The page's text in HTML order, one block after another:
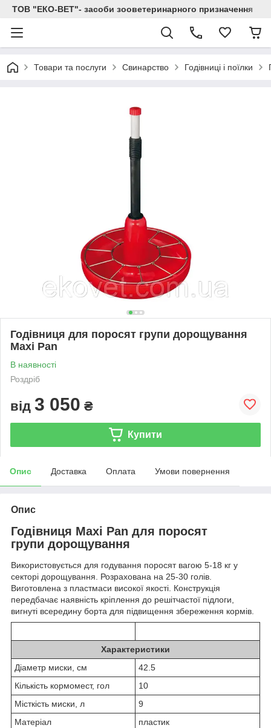
ТОВ "ЕКО-ВЕТ"- засоби зооветеринарного призначення
Товари та послуги Свинарство Годівниці і поїлки
Годівниця для поросят групи дорощування
Maxi Pan
В наявності
Роздріб
від 3 050 ₴
Купити
Опис Доставка Оплата Умови повернення
Опис
Годівниця Maxi Pan для поросят
групи дорощування
Використовується для годування поросят вагою 5-18 кг у
секторі дорощування. Розрахована на 25-30 голів.
Виготовлена з пластмаси високої якості. Конструкція
передбачає наявність кріплення до решітчастої підлоги,
вигнуті всередину борта для підвищення збереження кормів.
Характеристики
Діаметр миски, см
42.5
Кількість кормомест, гол
10
Місткість миски, л
9
Матеріал
пластик